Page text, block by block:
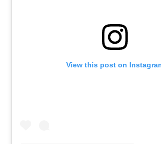
View this post on